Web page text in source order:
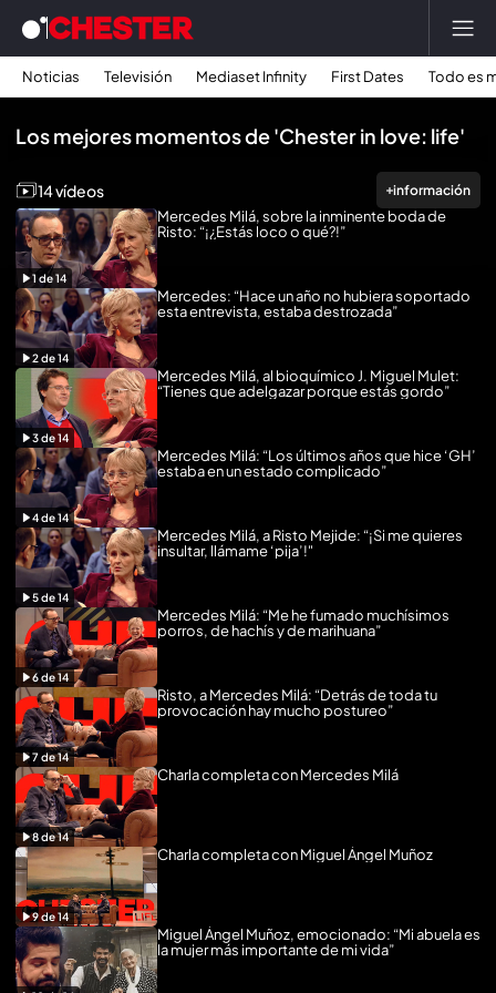
Noticias Televisión Mediaset Infinity First Dates Todo es
Los mejores momentos de 'Chester in love: life'
Reproducir todo
14 vídeos información
1 de14
Mercedes Milá, sobre la inminente boda de
Risto: “¡¿Estás loco o qué?!”
2de14
Mercedes: “Hace un año no hubiera soportado
esta entrevista, estaba destrozada”
3de14
Mercedes Milá, al bioquímico J. Miguel Mulet:
“Tienes que adelgazar porque estás gordo”
4de14
Mercedes Milá: “Los últimos años que hice ‘GH’
estaba en un estado complicado”
5de14
Mercedes Milá, a Risto Mejide: “¡Si me quieres
insultar, llámame ‘pija’!"
6de14
Mercedes Milá: “Me he fumado muchísimos
porros, de hachís y de marihuana”
7de14
Risto, a Mercedes Milá: “Detrás de toda tu
provocación hay mucho postureo”
8de14
Charla completa con Mercedes Milá
9de14
Charla completa con Miguel Ángel Muñoz
Miguel Ángel Muñoz, emocionado: “Mi abuela es
la mujer más importante de mi vida”